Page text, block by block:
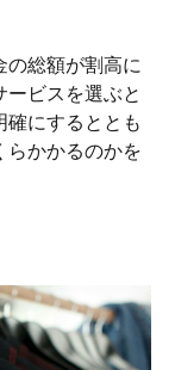
の総額が割高に
ビスを選ぶと
確にするととも
らかかるのかを